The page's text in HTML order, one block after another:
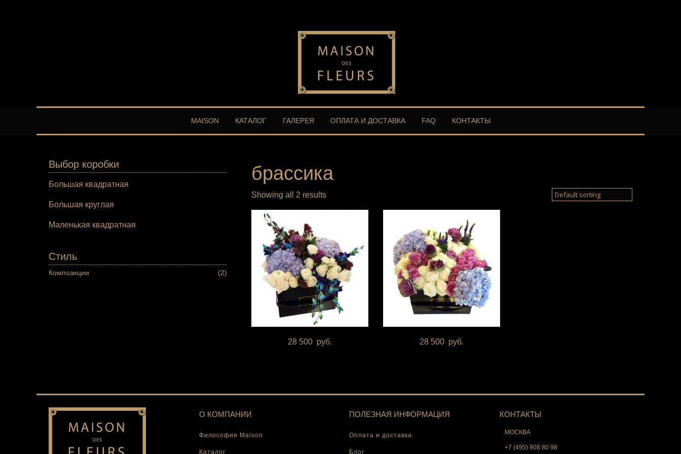
MAISON КАТАЛОГ ГАЛЕРЕЯ ОПЛАТА И ДОСТАВКА FAQ КОНТАКТЫ
брассика
Showing all 2 results
28 500 руб. 28 500 руб.
Выбор коробки
Большая квадратная
Большая круглая
Маленькая квадратная
Стиль
Композиции (2)
О КОМПАНИИ
Философия Maison
Каталог
ПОЛЕЗНАЯ ИНФОРМАЦИЯ
Оплата и доставка
Блог
КОНТАКТЫ
МОСКВА
+7 (495) 908 80 98